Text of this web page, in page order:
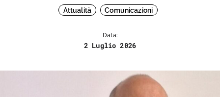
Attualità Comunicazioni
Data:
2 Luglio 2026